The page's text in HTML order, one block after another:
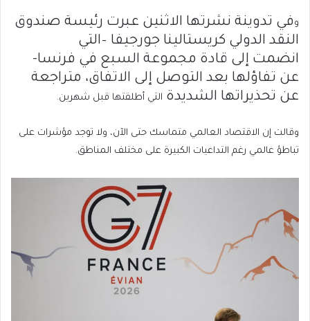
و في تدوينة نشرتها الاثنين عبرت رئيسة صندوق
النقد الدولي كريستالينا جورجيفا –⁠التي
انضمت إلى قادة مجموعة السبع في فرنسا-
عن تفاؤلها بعد التوصل إلى الاتفاق، متراجعة
عن تحذيراتها الشديدة التي أطلقتها قبل شهرين.
وقالت إن الاقتصاد العالمي متماسك حتى الآن، ولا توجد مؤشرات على
تباطؤ عالمي رغم التداعيات الكبيرة على مختلف المناطق.